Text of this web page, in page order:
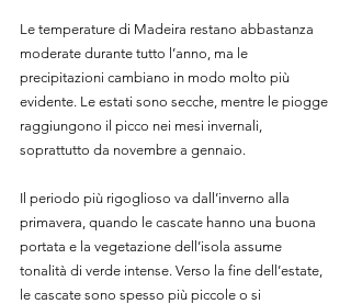
Le temperature di Madeira restano abbastanza
moderate durante tutto l’anno, ma le
precipitazioni cambiano in modo molto più
evidente. Le estati sono secche, mentre le piogge
raggiungono il picco nei mesi invernali,
soprattutto da novembre a gennaio.
Il periodo più rigoglioso va dall’inverno alla
primavera, quando le cascate hanno una buona
portata e la vegetazione dell’isola assume
tonalità di verde intense. Verso la fine dell’estate,
le cascate sono spesso più piccole o si